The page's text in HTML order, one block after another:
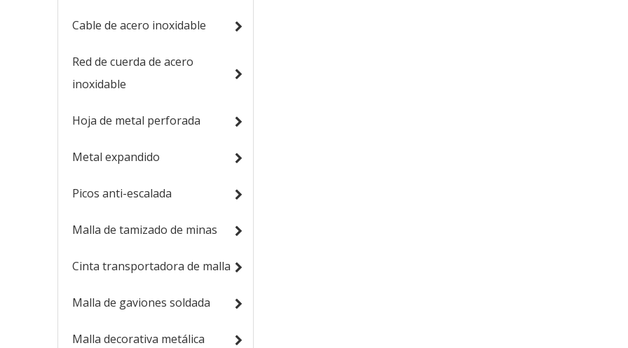
Cable de acero inoxidable
Red de cuerda de acero
inoxidable
Hoja de metal perforada
Metal expandido
Picos anti-escalada
Malla de tamizado de minas
Cinta transportadora de malla
Malla de gaviones soldada
Malla decorativa metálica